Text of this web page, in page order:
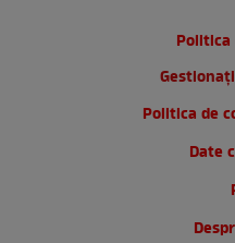
Politica
Politica de
Date